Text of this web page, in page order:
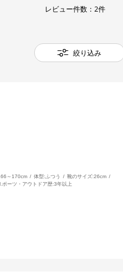
レビュー件数： 2件
絞り込み
～170cm 体型: ふつう 靴のサイズ:26cm
ポーツ・アウトドア歴:3年以上